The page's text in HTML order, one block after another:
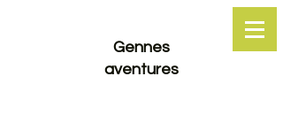
Gennes
aventures